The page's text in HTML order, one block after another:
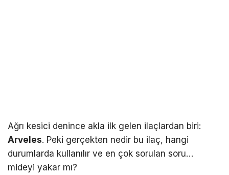
Ağrı kesici denince akla ilk gelen ilaçlardan biri:
Arveles. Peki gerçekten nedir bu ilaç, hangi
durumlarda kullanılır ve en çok sorulan soru…
mideyi yakar mı?